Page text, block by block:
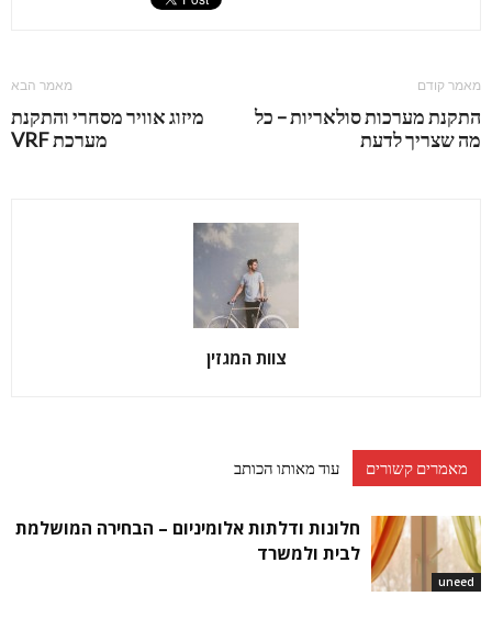
מאמר קודם
התקנת מערכות סולאריות – כל
מה שצריך לדעת
מאמר הבא
מיזוג אוויר מסחרי והתקנת
מערכת VRF
צוות המגזין
מאמרים קשורים עוד מאותו הכותב
uneed
חלונות ודלתות אלומיניום – הבחירה המושלמת
לבית ולמשרד